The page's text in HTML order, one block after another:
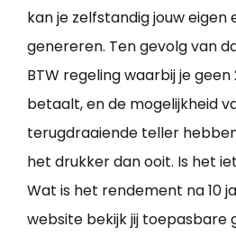
kan je zelfstandig jouw
genereren. Ten gevolg van
BTW regeling waarbij je geen
betaalt, en de mogelijkheid
terugdraaiende teller
het drukker dan ooit. Is het
Wat is het rendement na 10
website bekijk jij toepasbare